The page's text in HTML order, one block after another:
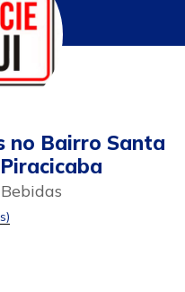
no Bairro Santa